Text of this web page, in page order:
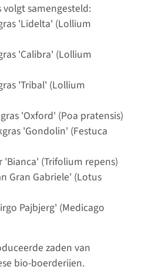
volgt samengesteld:
'Lidelta' (Lollium
'Calibra' (Lollium
'Tribal' (Lollium
'Oxford' (Poa pratensis)
'Gondolin' (Festuca
'Bianca' (Trifolium repens)
Gran Gabriele' (Lotus
Pajbjerg' (Medicago
zaden van
bio-boerderijen.